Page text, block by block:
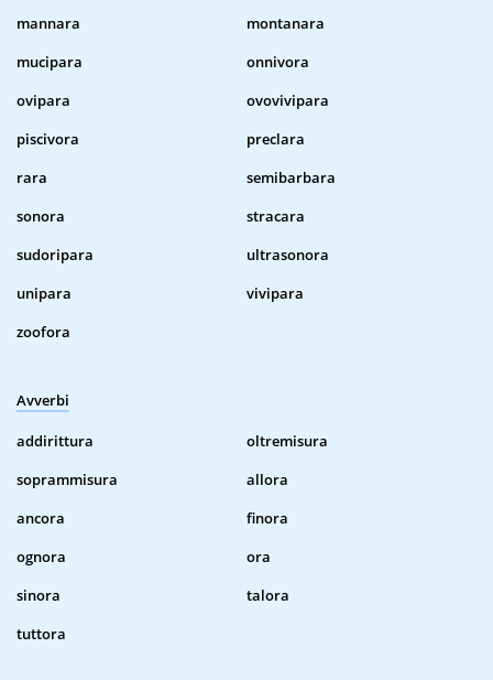
mannara
montanara
mucipara
onnivora
ovipara
ovovivipara
piscivora
preclara
rara
semibarbara
sonora
stracara
sudoripara
ultrasonora
unipara
vivipara
zoofora
Avverbi
addirittura
oltremisura
soprammisura
allora
ancora
finora
ognora
ora
sinora
talora
tuttora